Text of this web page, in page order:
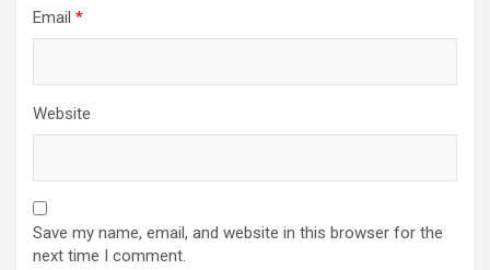
Email *
Website
Save my name, email, and website in this browser for the
next time I comment.